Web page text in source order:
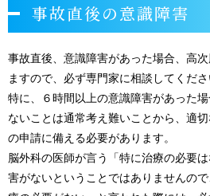
事故直後の意識障害
事故直後、意識障害があった場合、高
ますので、必ず専門家に相談してくださ
特に、６時間以上の意識障害があった
ないことは通常考え難いことから、適
の申請に備える必要があります。
脳外科の医師が言う「特に治療の必要
害がないということではありませんの